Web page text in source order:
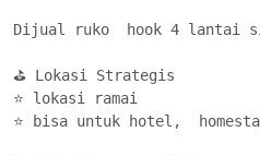
Dijual ruko  hook 4 lantai
⛳ Lokasi Strategis
⭐ lokasi ramai
⭐ bisa untuk hotel,